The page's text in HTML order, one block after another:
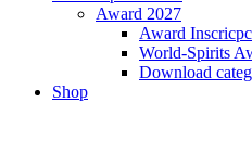
Award 2027
Award
World-Spirits
Download
Shop